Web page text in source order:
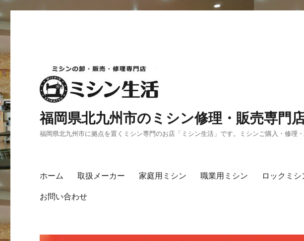
福岡県北九州市のミシン修理・販売専門
福岡県北九州市に拠点を置くミシン専門のお店「ミシン生活」です。ミシンご購入・修理
ホーム 取扱メーカー 家庭用ミシン 職業用ミシン ロックミシ
お問い合わせ